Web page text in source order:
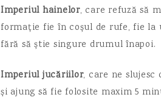
Imperiul hainelor, care refuză să
formație fie în coșul de rufe, fie la
fără să știe singure drumul înapoi.
Imperiul jucăriilor, care ne slujesc
și ajung să fie folosite maxim 5